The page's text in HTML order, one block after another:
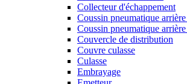
Collecteur d'échappement
Coussin pneumatique
Coussin pneumatique
Couvercle de distribution
Couvre culasse
Culasse
Embrayage